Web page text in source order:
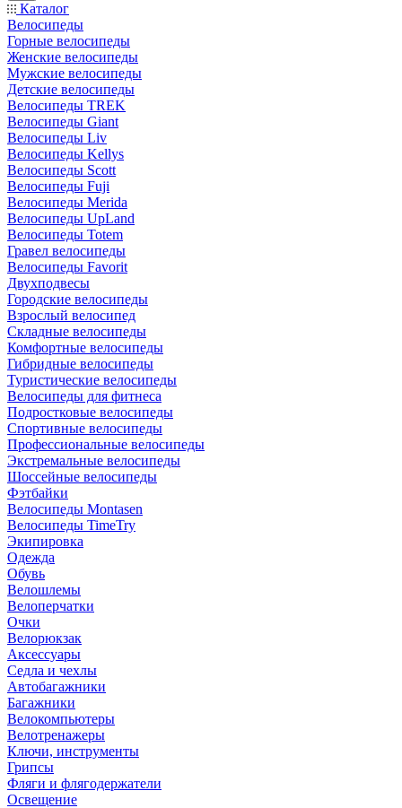
Каталог
Велосипеды
Горные велосипеды
Женские велосипеды
Мужские велосипеды
Детские велосипеды
Велосипеды TREK
Велосипеды Giant
Велосипеды Liv
Велосипеды Kellys
Велосипеды Scott
Велосипеды Fuji
Велосипеды Merida
Велосипеды UpLand
Велосипеды Totem
Гравел велосипеды
Велосипеды Favorit
Двухподвесы
Городские велосипеды
Взрослый велосипед
Складные велосипеды
Комфортные велосипеды
Гибридные велосипеды
Туристические велосипеды
Велосипеды для фитнеса
Подростковые велосипеды
Спортивные велосипеды
Профессиональные велосипеды
Экстремальные велосипеды
Шоссейные велосипеды
Фэтбайки
Велосипеды Montasen
Велосипеды TimeTry
Экипировка
Одежда
Обувь
Велошлемы
Велоперчатки
Очки
Велорюкзак
Аксессуары
Седла и чехлы
Автобагажники
Багажники
Велокомпьютеры
Велотренажеры
Ключи, инструменты
Грипсы
Фляги и флягодержатели
Освещение